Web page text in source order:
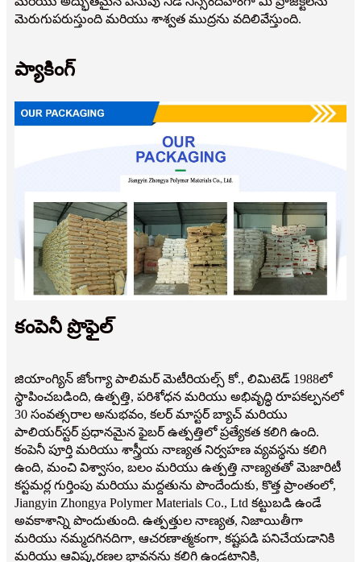
మెరుగుపరుస్తుంది మరియు శాశ్వత ముద్రను వదిలివేస్తుంది.
ప్యాకింగ్
కంపెనీ ప్రొఫైల్
జియాంగ్యిన్ జోంగ్యా పాలిమర్ మెటీరియల్స్ కో., లిమిటెడ్ 1988లో
స్థాపించబడింది, ఉత్పత్తి, పరిశోధన మరియు అభివృద్ధి రూపకల్పనలో
30 సంవత్సరాల అనుభవం, కలర్ మాస్టర్ బ్యాచ్ మరియు
పాలియర్‌స్టర్ ప్రధానమైన ఫైబర్ ఉత్పత్తిలో ప్రత్యేకత కలిగి ఉంది.
కంపెనీ పూర్తి మరియు శాస్త్రీయ నాణ్యత నిర్వహణ వ్యవస్థను కలిగి
ఉంది, మంచి విశ్వాసం, బలం మరియు ఉత్పత్తి నాణ్యతతో మెజారిటీ
కస్టమర్ల గుర్తింపు మరియు మద్దతును పొందేందుకు, కొత్త ప్రాంతంలో,
Jiangyin Zhongya Polymer Materials Co., Ltd కట్టుబడి ఉండే
అవకాశాన్ని పొందుతుంది. ఉత్పత్తుల నాణ్యత, నిజాయితీగా
మరియు నమ్మదగినదిగా, ఆచరణాత్మకంగా, కష్టపడి పనిచేయడానికి
మరియు ఆవిష్కరణల భావనను కలిగి ఉండటానికి,